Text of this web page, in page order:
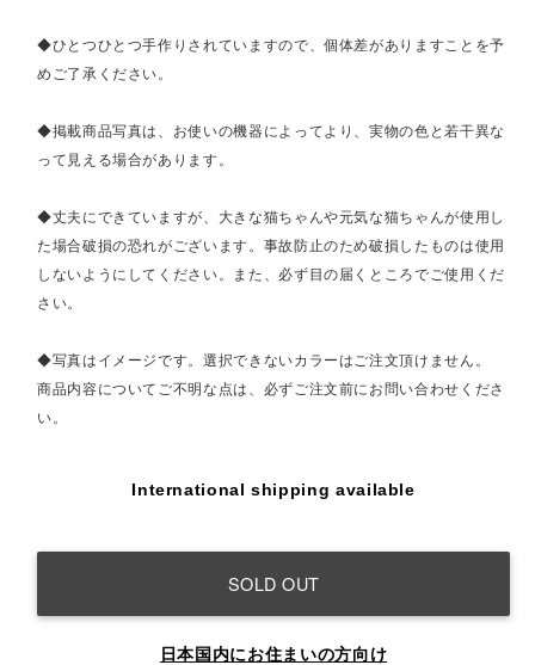
◆ひとつひとつ手作りされていますので、個体差がありますことを予
めご了承ください。
◆掲載商品写真は、お使いの機器によってより、実物の色と若干異な
って見える場合があります。
◆丈夫にできていますが、大きな猫ちゃんや元気な猫ちゃんが使用し
た場合破損の恐れがございます。事故防止のため破損したものは使用
しないようにしてください。また、必ず目の届くところでご使用くだ
さい。
◆写真はイメージです。選択できないカラーはご注文頂けません。
商品内容についてご不明な点は、必ずご注文前にお問い合わせくださ
い。
International shipping available
SOLD OUT
日本国内にお住まいの方向け